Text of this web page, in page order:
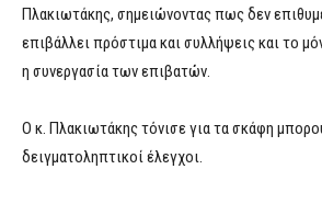
Πλακιωτάκης, σημειώνοντας πως δεν
επιβάλλει πρόστιμα και συλλήψεις και το
η συνεργασία των επιβατών.
Ο κ. Πλακιωτάκης τόνισε για τα σκάφη
δειγματοληπτικοί έλεγχοι.